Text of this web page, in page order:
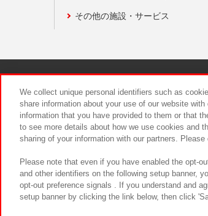
その他の施設・サービス
We collect unique personal identifiers such as
share information about your use of our website
information that you have provided to them or that
to see more details about how we use cookies and
sharing of your information with our partners.
Please note that even if you have enabled the opt-
and other identifiers on the following setup banner,
opt-out preference signals . If you understand and
setup banner by clicking the link below, then click